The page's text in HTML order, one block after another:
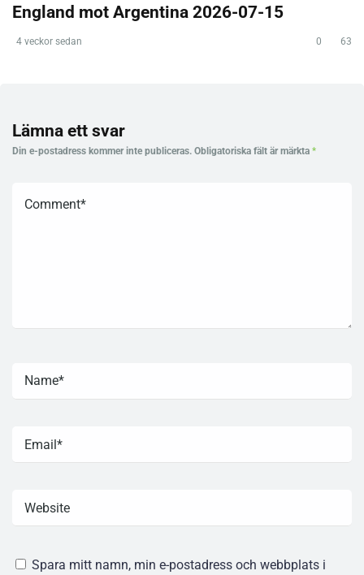
England mot Argentina 2026-07-15
4 veckor sedan 0 63
Lämna ett svar
Din e-postadress kommer inte publiceras. Obligatoriska fält är märkta *
Spara mitt namn, min e-postadress och webbplats i